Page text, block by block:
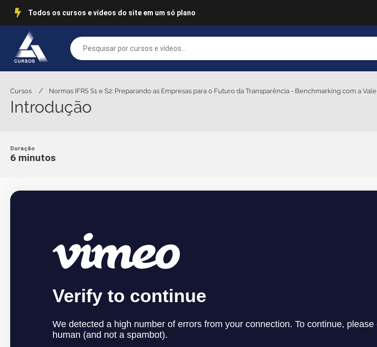
Todos os cursos e vídeos do site em um só plano
Cursos / Normas IFRS S1 e S2: Preparando as Empresas para o Futuro da Transparência - Benchmarking com a Vale
Introdução
Duração
6 minutos